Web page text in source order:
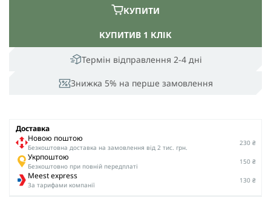
Термін відправлення 2-4 дні
Знижка 5% на перше замовлення
КУПИТИВ 1 КЛІК
КУПИТИ
Доставка
Новою поштою
Безкоштовна доставка на замовлення від 2 тис. грн.
230 ₴
Укрпоштою
Безкоштовно при повній передплаті
150 ₴
Meest express
За тарифами компанії
130 ₴